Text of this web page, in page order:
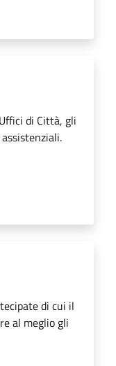
di Città, gli
di cui il
al meglio gli